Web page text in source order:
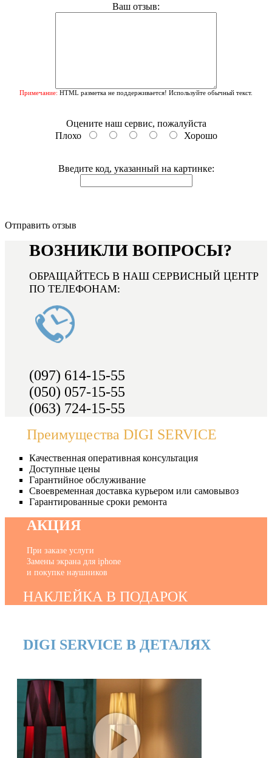
Ваш отзыв:
Примечание: HTML разметка не поддерживается! Используйте обычный текст.
Оцените наш сервис, пожалуйста
Плохо
Хорошо
Введите код, указанный на картинке:
Отправить отзыв
ВОЗНИКЛИ ВОПРОСЫ?
ОБРАЩАЙТЕСЬ В НАШ СЕРВИСНЫЙ ЦЕНТР
ПО ТЕЛЕФОНАМ:
(097) 614-15-55
(050) 057-15-55
(063) 724-15-55
Преимущества DIGI SERVICE
Качественная оперативная консультация
Доступные цены
Гарантийное обслуживание
Своевременная доставка курьером или самовывоз
Гарантированные сроки ремонта
АКЦИЯ
При заказе услуги
Замены экрана для iphone
и покупке наушников
НАКЛЕЙКА В ПОДАРОК
DIGI SERVICE В ДЕТАЛЯХ